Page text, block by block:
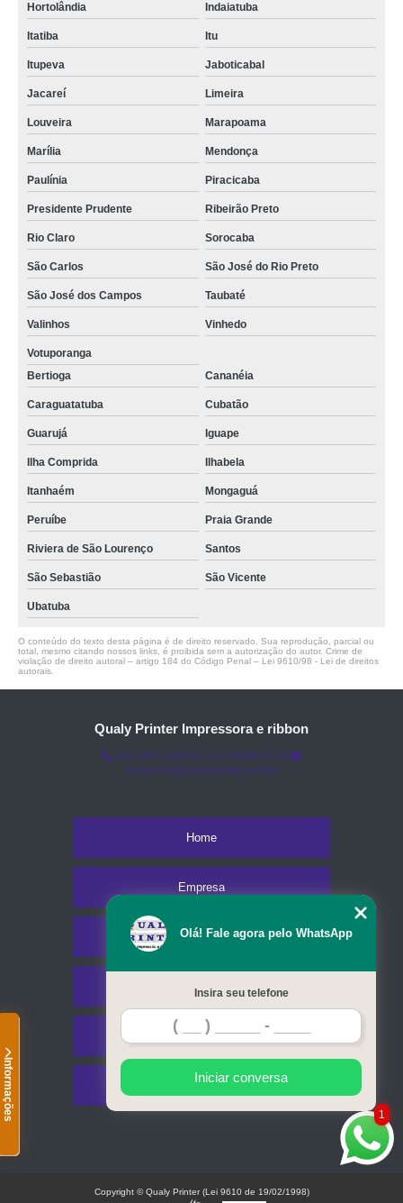
Informações
Hortolândia Indaiatuba
Itatiba Itu
Itupeva Jaboticabal
Jacareí Limeira
Louveira Marapoama
Marília Mendonça
Paulínia Piracicaba
Presidente Prudente Ribeirão Preto
Rio Claro Sorocaba
São Carlos São José do Rio Preto
São José dos Campos Taubaté
Valinhos Vinhedo
Votuporanga
Bertioga
Cananéia
Caraguatatuba Cubatão
Guarujá Iguape
Ilha Comprida Ilhabela
Itanhaém Mongaguá
Peruíbe Praia Grande
Riviera de São Lourenço Santos
São Sebastião São Vicente
Ubatuba
O conteúdo do texto desta página é de direito reservado. Sua reprodução, parcial ou
total, mesmo citando nossos links, é proibida sem a autorização do autor. Crime de
violação de direito autoral – artigo 184 do Código Penal – Lei 9610/98 - Lei de direitos
autorais
Qualy Printer Impressora e ribbon
(11) 3451-3366
(11) 91098-5778
comercial@qualyprinter.com.br
Home
Empresa
Missão
Serviços
Contato
Mapa do site
1
Olá! Fale agora pelo WhatsApp
Insira seu telefone
Iniciar conversa
Copyright © Qualy Printer (Lei 9610 de 19/02/1998)